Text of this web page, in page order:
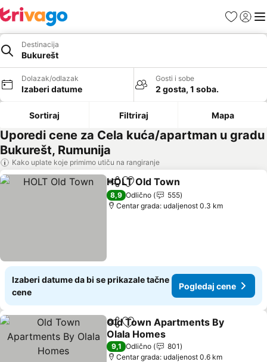
FavoritiPrijavi
Destinacija
Bukurešt
Dolazak/odlazak
Izaberi datume
Gosti i sobe
2 gosta, 1 soba.
Sortiraj Filtriraj Mapa
Uporedi cene za Cela kuća/apartman u gradu
Bukurešt, Rumunija
Kako uplate koje primimo utiču na rangiranje
Deli Dodati u favorite
HOLT Old Town
8,9 Odlično
555
Centar grada: udaljenost 0.3 km
Izaberi datume da bi se prikazale tačne
cene
Pogledaj cene
Deli Dodati u favorite
Old Town Apartments By
Olala Homes
Pogledaj cene
9,1 Odlično
801
Centar grada: udaljenost 0.6 km